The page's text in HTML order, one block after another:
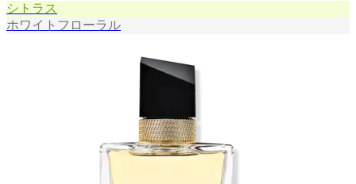
シトラス
ホワイトフローラル